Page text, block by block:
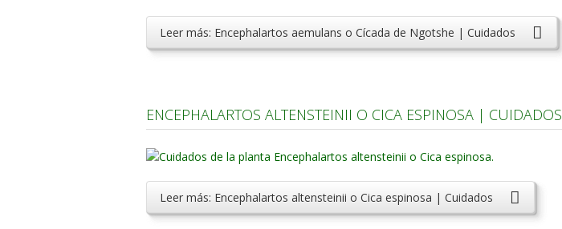
Leer más: Encephalartos aemulans o Cícada de Ngotshe | Cuidados
ENCEPHALARTOS ALTENSTEINII O CICA ESPINOSA | CUIDADOS
Leer más: Encephalartos altensteinii o Cica espinosa | Cuidados